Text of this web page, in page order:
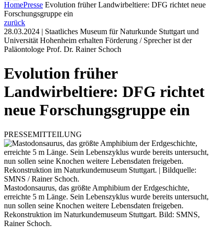
HomePresse Evolution früher Landwirbeltiere: DFG richtet neue
Forschungsgruppe ein
zurück
28.03.2024 | Staatliches Museum für Naturkunde Stuttgart und
Universität Hohenheim erhalten Förderung / Sprecher ist der
Paläontologe Prof. Dr. Rainer Schoch
Evolution früher
Landwirbeltiere: DFG richtet
neue Forschungsgruppe ein
PRESSEMITTEILUNG
Mastodonsaurus, das größte Amphibium der Erdgeschichte,
erreichte 5 m Länge. Sein Lebenszyklus wurde bereits untersucht,
nun sollen seine Knochen weitere Lebensdaten freigeben.
Rekonstruktion im Naturkundemuseum Stuttgart. Bild: SMNS,
Rainer Schoch.